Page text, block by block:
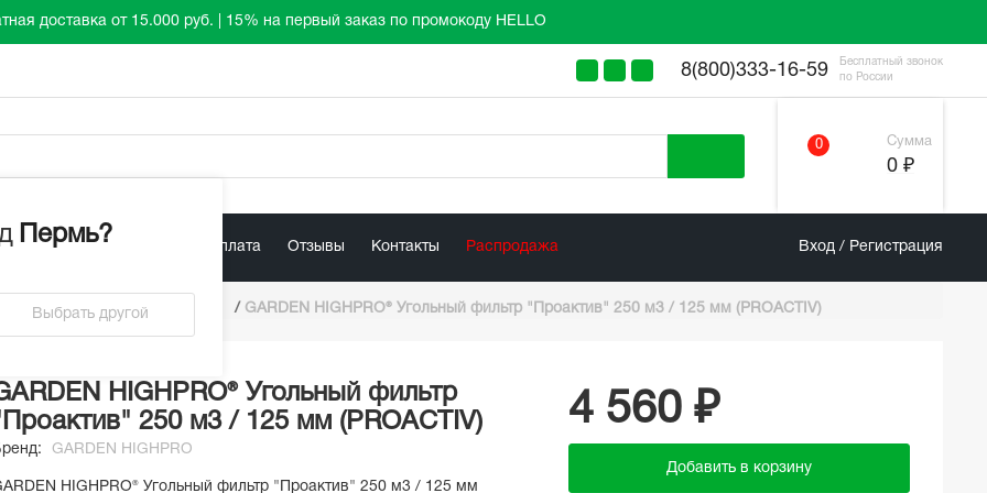
доставка от 15.000 руб. | 15% на первый заказ по промокоду HELLO
8(800)333-16-59
Бесплатный звонок
по России
Пермь?
Выбрать другой
0 Сумма
0 ₽
Акции Доставка / Оплата Отзывы Контакты Распродажа Вход / Регистрация
фильтры PROACTIVE / GARDEN HIGHPRO® Угольный фильтр "Проактив" 250 м3 / 125 мм (PROACTIV)
HIGHPRO® Угольный фильтр
250 м3 / 125 мм (PROACTIV)
GARDEN HIGHPRO
HIGHPRO® Угольный фильтр "Проактив" 250 м3 / 125 мм
4 560 ₽
Добавить в корзину